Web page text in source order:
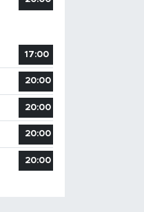
17:00
20:00
20:00
20:00
20:00